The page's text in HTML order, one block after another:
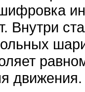
Внутри
движения.